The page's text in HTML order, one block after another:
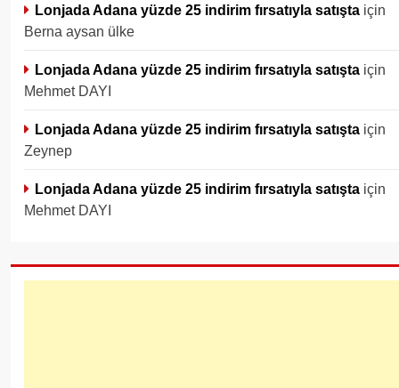
Lonjada Adana yüzde 25 indirim fırsatıyla satışta için
Berna aysan ülke
Lonjada Adana yüzde 25 indirim fırsatıyla satışta için
Mehmet DAYI
Lonjada Adana yüzde 25 indirim fırsatıyla satışta için
Zeynep
Lonjada Adana yüzde 25 indirim fırsatıyla satışta için
Mehmet DAYI